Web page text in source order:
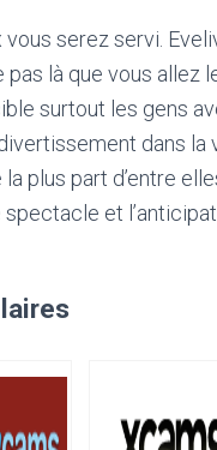
serez servi.
là que vous allez
surtout les gens
dans la
plus part d’entre
et